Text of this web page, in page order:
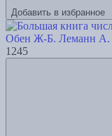
Добавить в избранное
Обен Ж-Б. Леманн А.
1245